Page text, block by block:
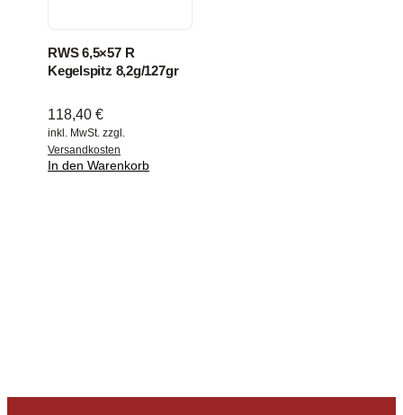
RWS 6,5×57 R
Kegelspitz 8,2g/127gr
118,40 €
inkl. MwSt. zzgl.
Versandkosten
In den Warenkorb